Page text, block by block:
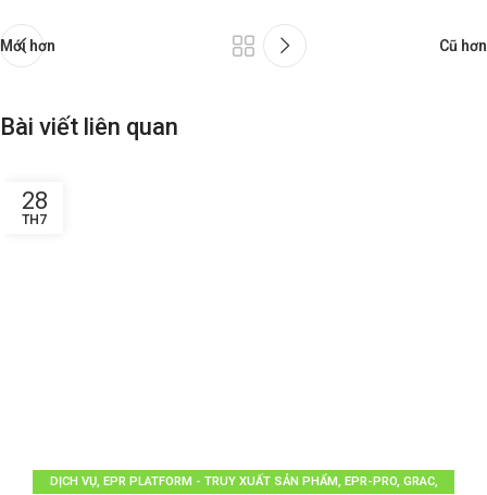
Mới hơn Cũ hơn
Bài viết liên quan
28
TH7
DỊCH VỤ, EPR PLATFORM - TRUY XUẤT SẢN PHẨM, EPR-PRO, GRAC,